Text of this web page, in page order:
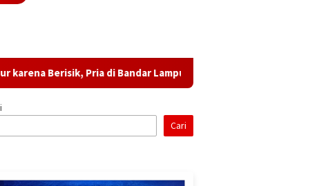
di Bandar Lampung Diduga Ancam Tetangga dan Lempar Botol
Cari